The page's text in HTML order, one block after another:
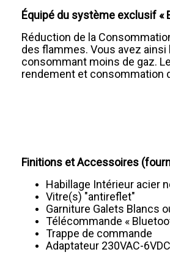
Équipé du système exclusif «
Réduction de la
des flammes. Vous avez ainsi
consommant moins de gaz.
rendement et consommation
Finitions et Accessoires
Habillage Intérieur acier
Vitre(s) "antireflet"
Garniture Galets Blancs
Télécommande «
Trappe de commande
Adaptateur 230VAC-6VDC